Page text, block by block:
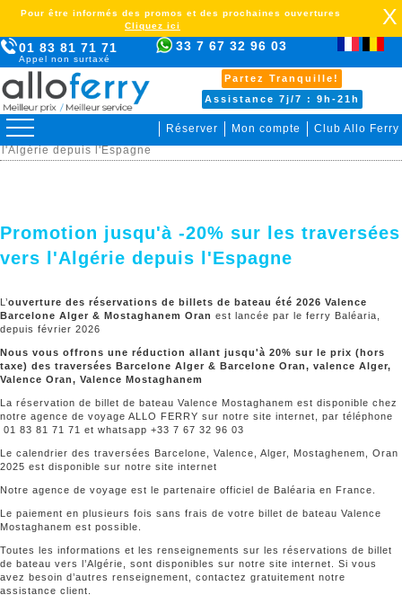
01 83 81 71 71
Appel non surtaxé
33 7 67 32 96 03
Partez Tranquille!
Assistance 7j/7 : 9h-21h
Réserver Mon compte Club Allo Ferry
Pour être informés des promos et des prochaines ouvertures
Cliquez ici
X
> Promotions > Promotion jusqu'à -20% sur les traversées vers
l'Algérie depuis l'Espagne
Promotion jusqu'à -20% sur les traversées
vers l'Algérie depuis l'Espagne
L’ouverture des réservations de billets de bateau été 2026 Valence
Barcelone Alger & Mostaghanem Oran est lancée par le ferry Baléaria,
depuis février 2026
Nous vous offrons une réduction allant jusqu'à 20% sur le prix (hors
taxe) des traversées Barcelone Alger & Barcelone Oran, valence Alger,
Valence Oran, Valence Mostaghanem
La réservation de billet de bateau Valence Mostaghanem est disponible chez
notre agence de voyage ALLO FERRY sur notre site internet, par téléphone
01 83 81 71 71 et whatsapp +33 7 67 32 96 03
Le calendrier des traversées Barcelone, Valence, Alger, Mostaghenem, Oran
2025 est disponible sur notre site internet
Notre agence de voyage est le partenaire officiel de Baléaria en France.
Le paiement en plusieurs fois sans frais de votre billet de bateau Valence
Mostaghanem est possible.
Toutes les informations et les renseignements sur les réservations de billet
de bateau vers l’Algérie, sont disponibles sur notre site internet. Si vous
avez besoin d’autres renseignement, contactez gratuitement notre
assistance client.